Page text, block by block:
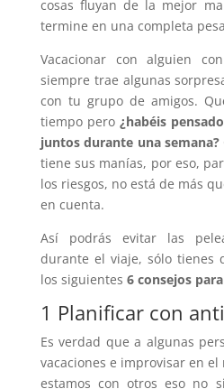
cosas fluyan de la mejor
termine en una completa
Vacacionar con alguien
siempre trae algunas
con tu grupo de amigos.
tiempo pero ¿habéis
juntos durante una semana?
tiene sus manías, por eso,
los riesgos, no está de más
en cuenta.
Así podrás evitar las
durante el viaje, sólo tienes
los siguientes 6 consejos
1 Planificar con
Es verdad que a algunas
vacaciones e improvisar en
estamos con otros eso no